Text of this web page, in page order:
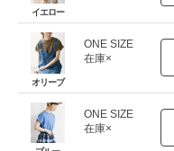
イエロー
オリーブ
ONE SIZE
在庫×
ONE SIZE
在庫×